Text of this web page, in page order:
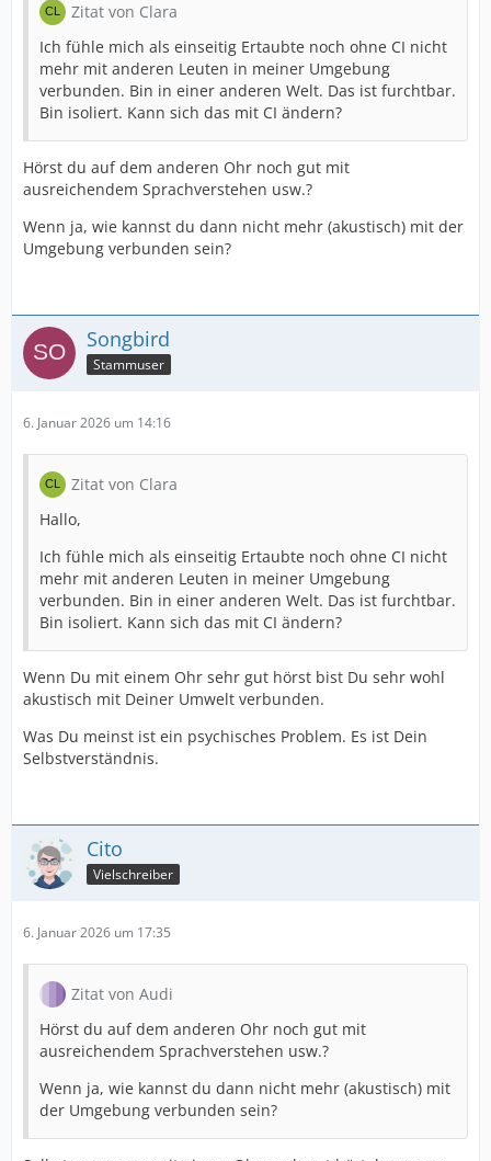
Zitat von Clara
Ich fühle mich als einseitig Ertaubte noch ohne CI nicht
mehr mit anderen Leuten in meiner Umgebung
verbunden. Bin in einer anderen Welt. Das ist furchtbar.
Bin isoliert. Kann sich das mit CI ändern?
Hörst du auf dem anderen Ohr noch gut mit
ausreichendem Sprachverstehen usw.?
Wenn ja, wie kannst du dann nicht mehr (akustisch) mit der
Umgebung verbunden sein?
Songbird
Stammuser
6. Januar 2026 um 14:16
Zitat von Clara
Hallo,
Ich fühle mich als einseitig Ertaubte noch ohne CI nicht
mehr mit anderen Leuten in meiner Umgebung
verbunden. Bin in einer anderen Welt. Das ist furchtbar.
Bin isoliert. Kann sich das mit CI ändern?
Wenn Du mit einem Ohr sehr gut hörst bist Du sehr wohl
akustisch mit Deiner Umwelt verbunden.
Was Du meinst ist ein psychisches Problem. Es ist Dein
Selbstverständnis.
Cito
Vielschreiber
6. Januar 2026 um 17:35
Zitat von Audi
Hörst du auf dem anderen Ohr noch gut mit
ausreichendem Sprachverstehen usw.?
Wenn ja, wie kannst du dann nicht mehr (akustisch) mit
der Umgebung verbunden sein?